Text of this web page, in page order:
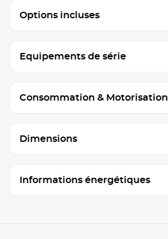
Options incluses
Equipements de série
Consommation & Motorisation
Dimensions
Informations énergétiques